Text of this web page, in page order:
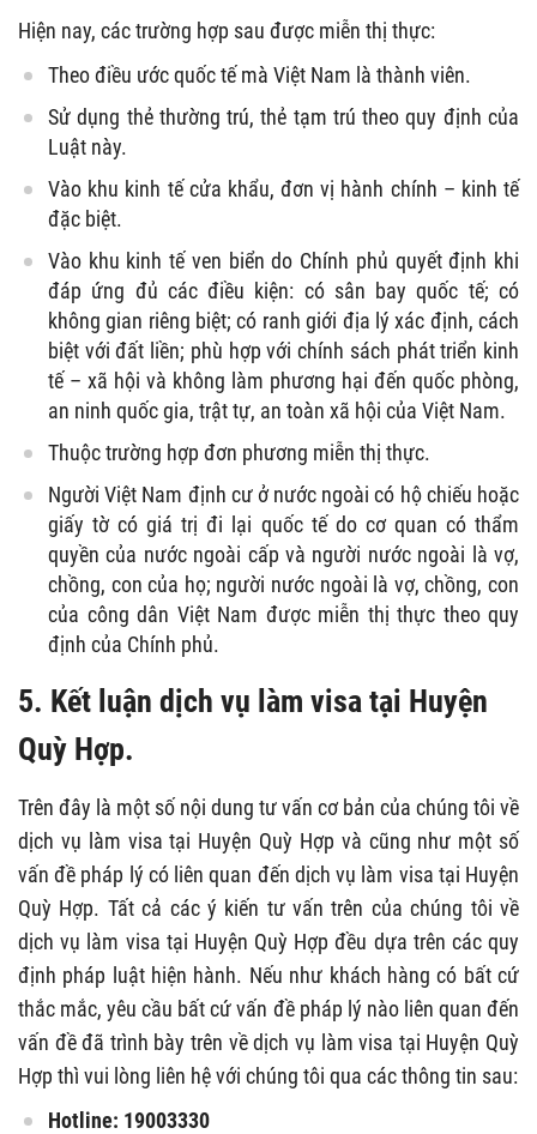
Hiện nay, các trường hợp sau được miễn thị thực:
Theo điều ước quốc tế mà Việt Nam là thành viên.
Sử dụng thẻ thường trú, thẻ tạm trú theo quy định của
Luật này.
Vào khu kinh tế cửa khẩu, đơn vị hành chính – kinh tế
đặc biệt.
Vào khu kinh tế ven biển do Chính phủ quyết định khi
đáp ứng đủ các điều kiện: có sân bay quốc tế; có
không gian riêng biệt; có ranh giới địa lý xác định, cách
biệt với đất liền; phù hợp với chính sách phát triển kinh
tế – xã hội và không làm phương hại đến quốc phòng,
an ninh quốc gia, trật tự, an toàn xã hội của Việt Nam.
Thuộc trường hợp đơn phương miễn thị thực.
Người Việt Nam định cư ở nước ngoài có hộ chiếu hoặc
giấy tờ có giá trị đi lại quốc tế do cơ quan có thẩm
quyền của nước ngoài cấp và người nước ngoài là vợ,
chồng, con của họ; người nước ngoài là vợ, chồng, con
của công dân Việt Nam được miễn thị thực theo quy
định của Chính phủ.
5. Kết luận dịch vụ làm visa tại Huyện
Quỳ Hợp.
Trên đây là một số nội dung tư vấn cơ bản của chúng tôi về
dịch vụ làm visa tại Huyện Quỳ Hợp và cũng như một số
vấn đề pháp lý có liên quan đến dịch vụ làm visa tại Huyện
Quỳ Hợp. Tất cả các ý kiến tư vấn trên của chúng tôi về
dịch vụ làm visa tại Huyện Quỳ Hợp đều dựa trên các quy
định pháp luật hiện hành. Nếu như khách hàng có bất cứ
thắc mắc, yêu cầu bất cứ vấn đề pháp lý nào liên quan đến
vấn đề đã trình bày trên về dịch vụ làm visa tại Huyện Quỳ
Hợp thì vui lòng liên hệ với chúng tôi qua các thông tin sau:
Hotline: 19003330